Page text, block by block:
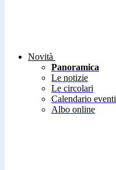
Novità
Panoramica
Le notizie
Le circolari
Calendario eventi
Albo online